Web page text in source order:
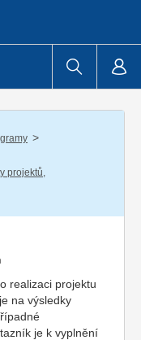
/
projektů,
realizaci projektu
na výsledky
je k vyplnění